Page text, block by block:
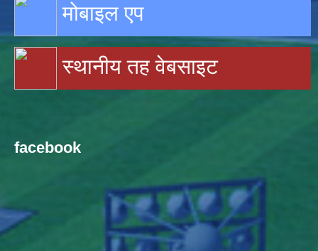
मोबाइल एप
स्थानीय तह वेबसाइट
facebook